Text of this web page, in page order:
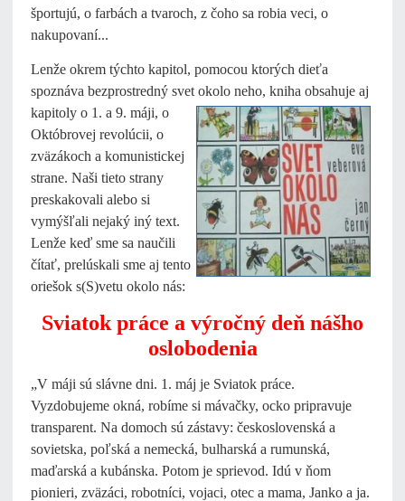
športujú, o farbách a tvaroch, z čoho sa robia veci, o
nakupovaní...
Lenže okrem týchto kapitol, pomocou ktorých dieťa
spoznáva bezprostredný svet okolo neho, kniha obsahuje aj
kapitoly o 1. a 9. máji, o
Októbrovej revolúcii, o
zväzákoch a komunistickej
strane. Naši tieto strany
preskakovali alebo si
vymýšľali nejaký iný text.
Lenže keď sme sa naučili
čítať, prelúskali sme aj tento
oriešok s(S)vetu okolo nás:
Sviatok práce a výročný deň nášho
oslobodenia
„V máji sú slávne dni. 1. máj je Sviatok práce.
Vyzdobujeme okná, robíme si mávačky, ocko pripravuje
transparent. Na domoch sú zástavy: československá a
sovietska, poľská a nemecká, bulharská a rumunská,
maďarská a kubánska. Potom je sprievod. Idú v ňom
pionieri, zväzáci, robotníci, vojaci, otec a mama, Janko a ja.